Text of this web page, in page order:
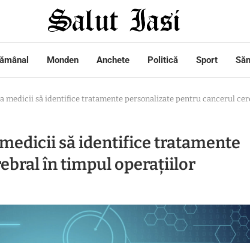
Monden Anchete Politică Sport
medicii să identifice tratamente personalizate pentru cancerul
să identifice tratamente
în timpul operațiilor